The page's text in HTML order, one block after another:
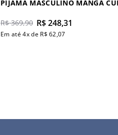
PIJAMA MASCULINO MANGA
R$ 369,90 R$248,31
Em até4x de R$ 62,07